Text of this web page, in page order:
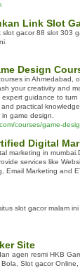
Link Slot
gacor 88 slot 303
Design
in Ahmedabad,
your creativity and
guidance to
practical
game design.
courses/game-
Digital
marketing in
services like
Email Marketing and
slot gacor malam
Site
agen resmi HKB
Slot gacor Online,